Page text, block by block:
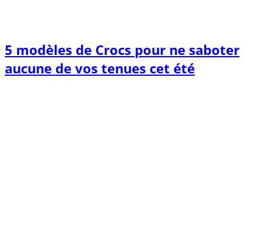
5 modèles de Crocs pour ne saboter
aucune de vos tenues cet été